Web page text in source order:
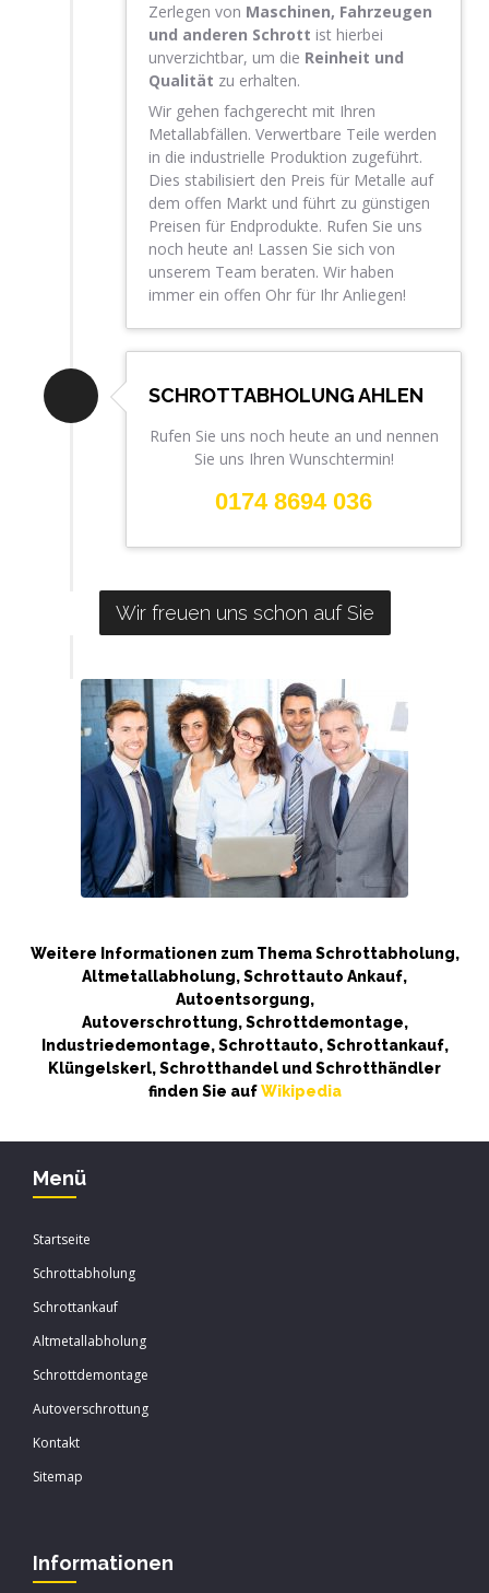
Zerlegen von Maschinen, Fahrzeugen
und anderen Schrott ist hierbei
unverzichtbar, um die Reinheit und
Qualität zu erhalten.
Wir gehen fachgerecht mit Ihren
Metallabfällen. Verwertbare Teile werden
in die industrielle Produktion zugeführt.
Dies stabilisiert den Preis für Metalle auf
dem offen Markt und führt zu günstigen
Preisen für Endprodukte. Rufen Sie uns
noch heute an! Lassen Sie sich von
unserem Team beraten. Wir haben
immer ein offen Ohr für Ihr Anliegen!
SCHROTTABHOLUNG AHLEN
Rufen Sie uns noch heute an und nennen
Sie uns Ihren Wunschtermin!
0174 8694 036
Wir freuen uns schon auf Sie
Weitere Informationen zum Thema Schrottabholung,
Altmetallabholung, Schrottauto Ankauf,
Autoentsorgung,
Autoverschrottung, Schrottdemontage,
Industriedemontage, Schrottauto, Schrottankauf,
Klüngelskerl, Schrotthandel und Schrotthändler
finden Sie aufWikipedia
Menü
Startseite
Schrottabholung
Schrottankauf
Altmetallabholung
Schrottdemontage
Autoverschrottung
Kontakt
Sitemap
Informationen